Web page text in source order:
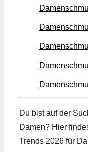
Du bist auf der
Damen? Hier
Trends 2026 für